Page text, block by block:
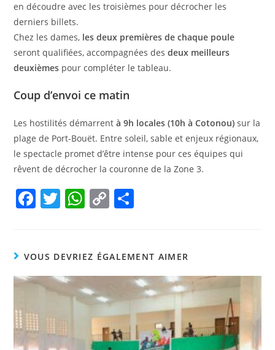
en découdre avec les troisièmes pour décrocher les
derniers billets.
Chez les dames, les deux premières de chaque poule
seront qualifiées, accompagnées desdeux meilleurs
deuxièmes pour compléter le tableau.
Coup d’envoi ce matin
Les hostilités démarrentà 9h locales (10h à Cotonou) sur la
plage de Port-Bouët. Entre soleil, sable et enjeux régionaux,
le spectacle promet d’être intense pour ces équipes qui
rêvent de décrocher la couronne de la Zone 3.
F
e
b
o
o
k
T
er
W
s
A
p
p
C
y
Li
n
k
g
er
VOUS DEVRIEZ ÉGALEMENT AIMER